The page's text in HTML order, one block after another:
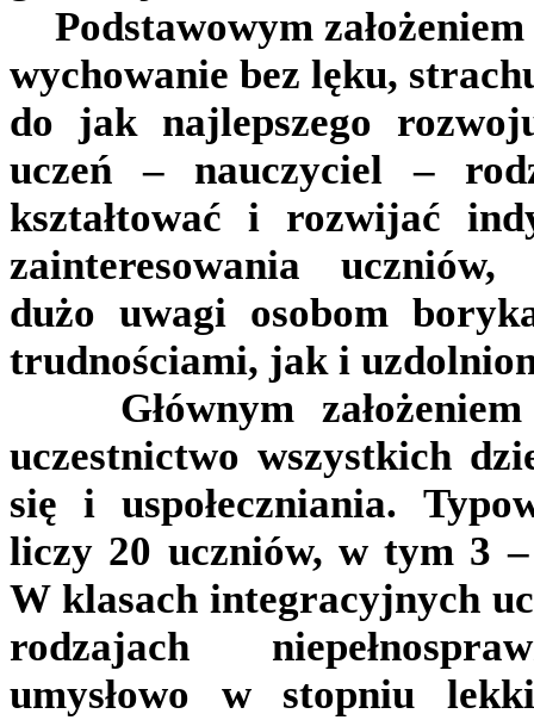
Podstawowym
wychowanie bez lęku,
do jak najlepszego
uczeń – nauczyciel –
kształtować i rozwijać
zainteresowania uczniów,
dużo uwagi osobom
trudnościami, jak i
Głównym założeniem
uczestnictwo wszystkich
się i uspołeczniania.
liczy 20 uczniów, w tym 3 –
W klasach integracyjnych
rodzajach
umysłowo w stopniu